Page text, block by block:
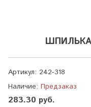
ШПИЛЬКА
Артикул: 242-318
Наличие: Предзаказ
283.30 руб.